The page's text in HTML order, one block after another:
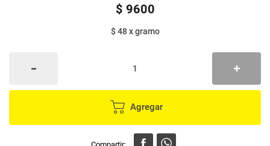
$ 9600
$ 48xgramo
Agregar